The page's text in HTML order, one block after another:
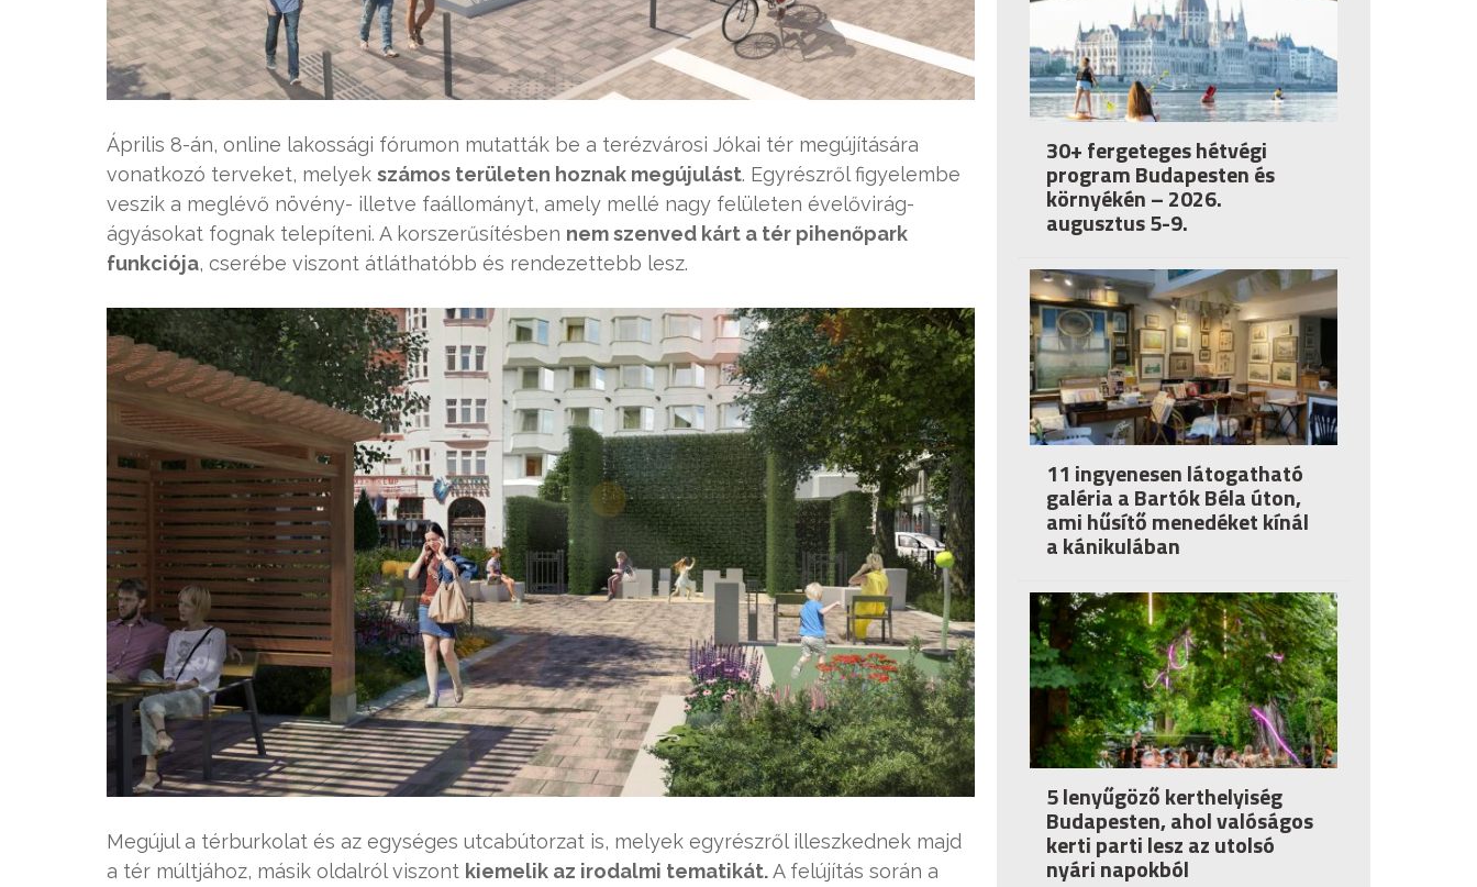
Április 8-án, online lakossági fórumon mutatták be a terézvárosi Jókai tér megújítására
vonatkozó terveket, melyek számos területen hoznak megújulást. Egyrészről figyelembe
veszik a meglévő növény- illetve faállományt, amely mellé nagy felületen évelővirág-
ágyásokat fognak telepíteni. A korszerűsítésben nem szenved kárt a tér pihenőpark
funkciója, cserébe viszont átláthatóbb és rendezettebb lesz.
Megújul a térburkolat és az egységes utcabútorzat is, melyek egyrészről illeszkednek majd
a tér múltjához, másik oldalról viszont kiemelik az irodalmi tematikát.A felújítás során a
30+ fergeteges hétvégi
program Budapesten és
környékén – 2026.
augusztus 5-9.
11 ingyenesen látogatható
galéria a Bartók Béla úton,
ami hűsítő menedéket kínál
a kánikulában
5 lenyűgöző kerthelyiség
Budapesten, ahol valóságos
kerti parti lesz az utolsó
nyári napokból